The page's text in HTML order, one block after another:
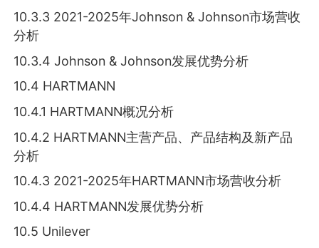
10.3.3 2021-2025年Johnson & Johnson市场营收
分析
10.3.4 Johnson & Johnson发展优势分析
10.4 HARTMANN
10.4.1 HARTMANN概况分析
10.4.2 HARTMANN主营产品、产品结构及新产品
分析
10.4.3 2021-2025年HARTMANN市场营收分析
10.4.4 HARTMANN发展优势分析
10.5 Unilever